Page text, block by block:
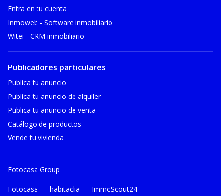
Entra en tu cuenta
Inmoweb - Software inmobiliario
Witei - CRM inmobiliario
Publicadores particulares
Publica tu anuncio
Publica tu anuncio de alquiler
Publica tu anuncio de venta
Catálogo de productos
Vende tu vivienda
Fotocasa Group
Fotocasa habitaclia ImmoScout24